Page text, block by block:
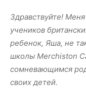
Здравствуйте!
учеников
ребенок, Яша, не
школы Merchiston
сомневающимся
своих детей.